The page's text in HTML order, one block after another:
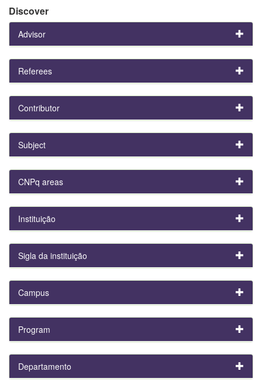
Discover
Advisor
Referees
Contributor
Subject
CNPq areas
Instituição
Sigla da instituição
Campus
Program
Departamento